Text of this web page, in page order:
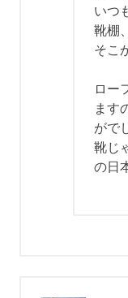
いつ
靴棚
そこ
ロー
ます
がで
靴じ
の日